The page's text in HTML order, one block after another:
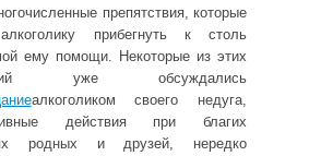
препятствия, которые
прибегнуть к столь
ему помощи. Некоторые из этих
уже обсуждались
алкоголиком своего недуга,
действия при благих
родных и друзей, нередко